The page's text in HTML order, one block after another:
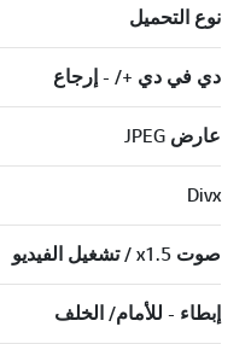
نوع التحميل
دي في دي +/ - إرجاع
عارض JPEG
Divx
صوت x1.5 / تشغيل الفيديو
إبطاء - للأمام/ الخلف